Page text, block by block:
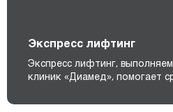
Экспресс лифтинг
Экспресс лифтинг,
клиник «Диамед», помогает